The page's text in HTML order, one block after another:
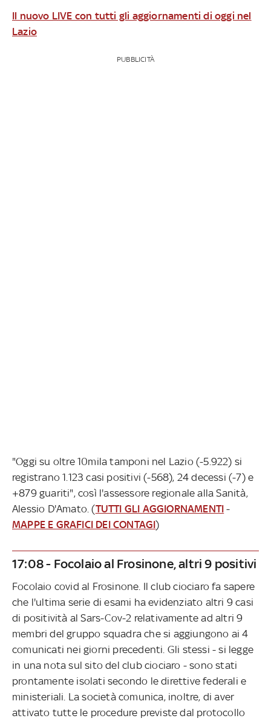
Il nuovo LIVE con tutti gli aggiornamenti di oggi nel
Lazio
PUBBLICITÀ
"Oggi su oltre 10mila tamponi nel Lazio (-5.922) si
registrano 1.123 casi positivi (-568), 24 decessi (-7) e
+879 guariti", così l'assessore regionale alla Sanità,
Alessio D'Amato. (TUTTI GLI AGGIORNAMENTI -
MAPPE E GRAFICI DEI CONTAGI)
17:08 - Focolaio al Frosinone, altri 9 positivi
Focolaio covid al Frosinone. Il club ciociaro fa sapere
che l'ultima serie di esami ha evidenziato altri 9 casi
di positività al Sars-Cov-2 relativamente ad altri 9
membri del gruppo squadra che si aggiungono ai 4
comunicati nei giorni precedenti. Gli stessi - si legge
in una nota sul sito del club ciociaro - sono stati
prontamente isolati secondo le direttive federali e
ministeriali. La società comunica, inoltre, di aver
attivato tutte le procedure previste dal protocollo